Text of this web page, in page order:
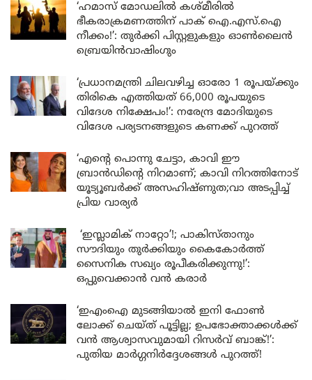
‘ഹമാസ് മോഡലിൽ കശ്മീരിൽ
ഭീകരാക്രമണത്തിന് പാക് ഐ.എസ്.ഐ
നീക്കം!’: തുർക്കി പിസ്റ്റളുകളും ഓൺലൈൻ
ബ്രെയിൻവാഷിംഗും
‘പ്രധാനമന്ത്രി ചിലവഴിച്ച ഓരോ 1 രൂപയ്ക്കും
തിരികെ എത്തിയത് 66,000 രൂപയുടെ
വിദേശ നിക്ഷേപം!’: നരേന്ദ്ര മോദിയുടെ
വിദേശ പര്യടനങ്ങളുടെ കണക്ക് പുറത്ത്
‘എന്റെ പൊന്നു ചേട്ടാ, കാവി ഈ
ബ്രാൻഡിന്റെ നിറമാണ്; കാവി നിറത്തിനോട്
യൂട്യൂബർക്ക് അസഹിഷ്ണുത;വാ അടപ്പിച്ച്
പ്രിയ വാര്യർ
‘ഇസ്ലാമിക് നാറ്റോ’!; പാകിസ്താനും
സൗദിയും തുർക്കിയും കൈകോർത്ത്
സൈനിക സഖ്യം രൂപീകരിക്കുന്നു!’:
ഒപ്പുവെക്കാൻ വൻ കരാർ
‘ഇഎംഐ മുടങ്ങിയാൽ ഇനി ഫോൺ
ലോക്ക് ചെയ്ത് പൂട്ടില്ല; ഉപഭോക്താക്കൾക്ക്
വൻ ആശ്വാസവുമായി റിസർവ് ബാങ്ക്!’:
പുതിയ മാർഗ്ഗനിർദ്ദേശങ്ങൾ പുറത്ത്!